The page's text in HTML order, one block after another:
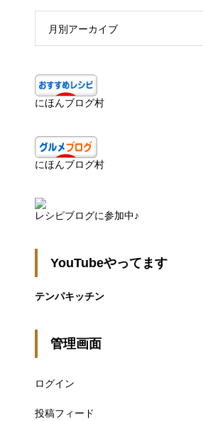
月別アーカイブ
にほんブログ村
にほんブログ村
レシピブログに参加中♪
YouTubeやってます
テンパキッチン
管理画面
ログイン
投稿フィード